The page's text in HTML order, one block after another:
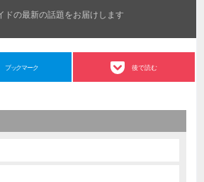
ドの最新の話題をお届けします
ブックマーク 後で読む